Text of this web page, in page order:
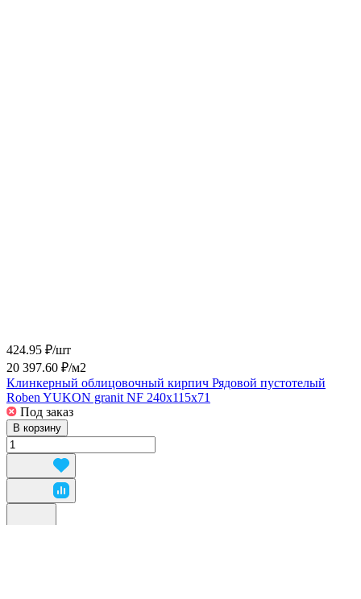
424.95 ₽/шт
20 397.60 ₽/м2
Клинкерный облицовочный кирпич Рядовой пустотелый
Roben YUKON granit NF 240x115x71
Под заказ
В корзину